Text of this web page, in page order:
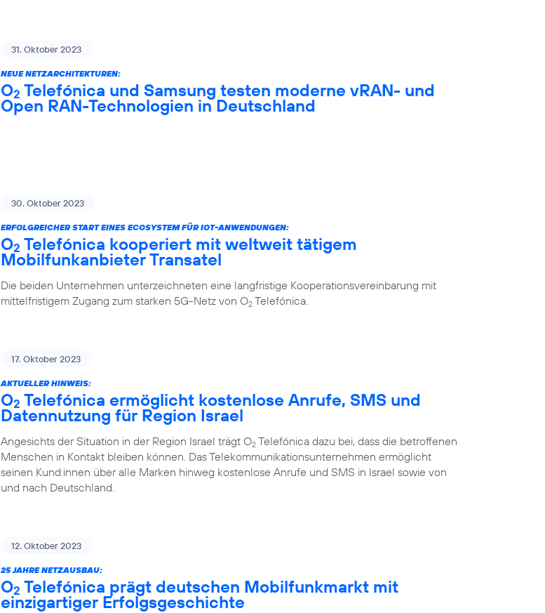
31. Oktober 2023
NEUE NETZARCHITEKTUREN:
O2 Telefónica und Samsung testen moderne vRAN- und
Open RAN-Technologien in Deutschland
30. Oktober 2023
ERFOLGREICHER START EINES ECOSYSTEM FÜR IOT-ANWENDUNGEN:
O2 Telefónica kooperiert mit weltweit tätigem
Mobilfunkanbieter Transatel
Die beiden Unternehmen unterzeichneten eine langfristige Kooperationsvereinbarung mit
mittelfristigem Zugang zum starken 5G-Netz von O2 Telefónica.
17. Oktober 2023
AKTUELLER HINWEIS:
O2 Telefónica ermöglicht kostenlose Anrufe, SMS und
Datennutzung für Region Israel
Angesichts der Situation in der Region Israel trägt O2 Telefónica dazu bei, dass die betroffenen
Menschen in Kontakt bleiben können. Das Telekommunikations­unternehmen ermöglicht
seinen Kund:innen über alle Marken hinweg kostenlose Anrufe und SMS in Israel sowie von
und nach Deutschland.
12. Oktober 2023
25 JAHRE NETZAUSBAU:
O2 Telefónica prägt deutschen Mobilfunkmarkt mit
einzigartiger Erfolgsgeschichte